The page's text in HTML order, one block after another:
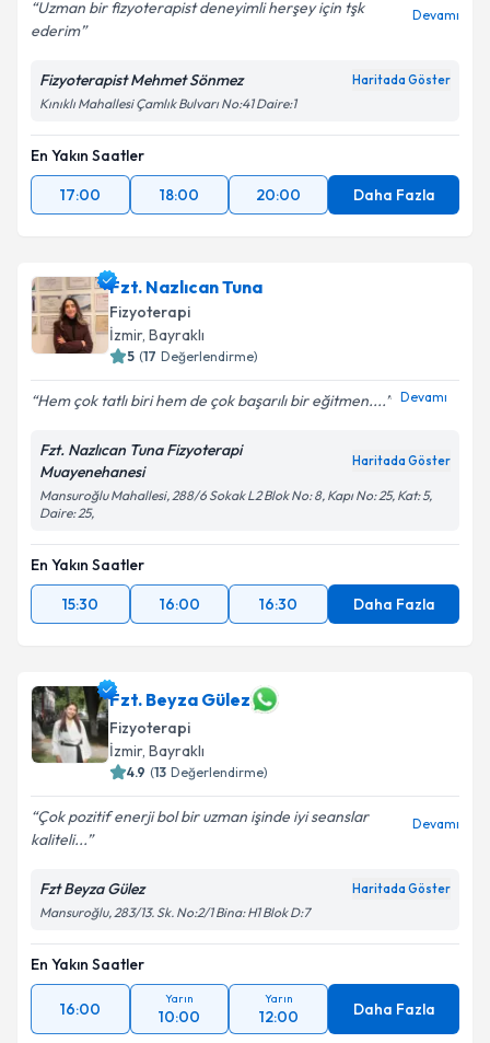
Uzman bir fizyoterapist deneyimli herşey için tşk
ederim
Devamı
Fizyoterapist Mehmet Sönmez Haritada Göster
Kınıklı Mahallesi Çamlık Bulvarı No:41 Daire:1
En Yakın Saatler
17:00
18:00 20:00 Daha Fazla
Fzt. Nazlıcan Tuna
Fizyoterapi
İzmir, Bayraklı
5 (17 Değerlendirme)
Hem çok tatlı biri hem de çok başarılı bir eğitmen.... Devamı
Fzt. Nazlıcan Tuna Fizyoterapi
Muayenehanesi
Haritada Göster
Mansuroğlu Mahallesi, 288/6 Sokak L2 Blok No: 8, Kapı No: 25, Kat: 5,
Daire: 25,
En Yakın Saatler
15:30
16:00 16:30 Daha Fazla
Fzt. Beyza Gülez
Fizyoterapi
İzmir, Bayraklı
4.9 (13 Değerlendirme)
Çok pozitif enerji bol bir uzman işinde iyi seanslar
kaliteli...
Devamı
Fzt Beyza Gülez Haritada Göster
Mansuroğlu, 283/13. Sk. No:2/1 Bina: H1 Blok D:7
En Yakın Saatler
16:00
Yarın
10:00
Yarın
12:00 Daha Fazla